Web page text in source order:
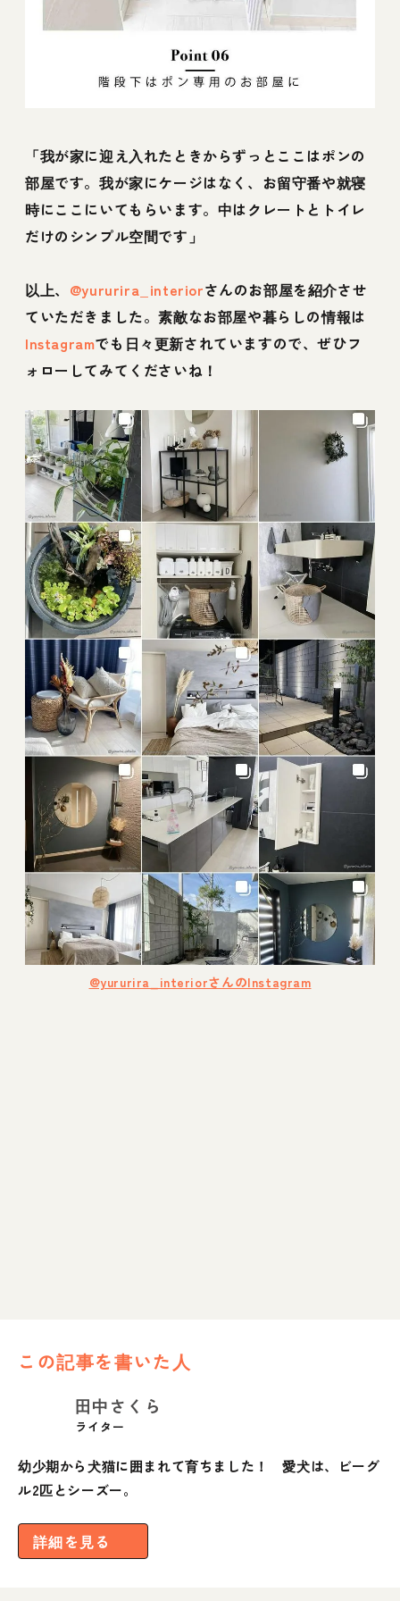
「我が家に迎え入れたときからずっとここはポンの
部屋です。我が家にケージはなく、お留守番や就寝
時にここにいてもらいます。中はクレートとトイレ
だけのシンプル空間です」
以上、 @yururira_interiorさんのお部屋を紹介させ
ていただきました。素敵なお部屋や暮らしの情報は
Instagramでも日々更新されていますので、ぜひフ
ォローしてみてくださいね！
@yururira_interiorさんのInstagram
この記事を書いた人
田中さくら
ライター
幼少期から犬猫に囲まれて育ちました！ 愛犬は、ビーグ
ル2匹とシーズー。
詳細を見る